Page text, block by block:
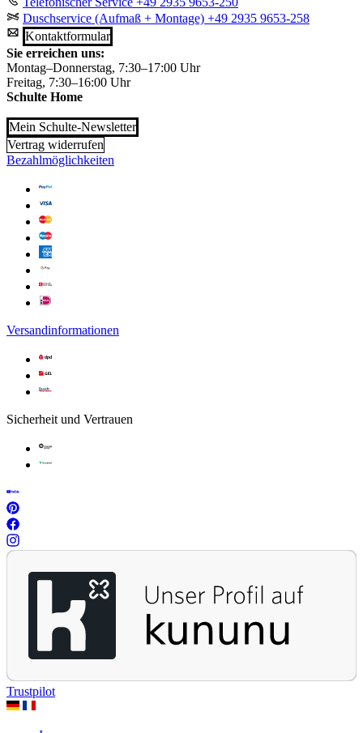
Duschservice (Aufmaß + Montage) +49 2935 9653-258
Kontaktformular
Sie erreichen uns:
Montag–Donnerstag, 7:30–17:00 Uhr
Freitag, 7:30–16:00 Uhr
Schulte Home
Mein Schulte-Newsletter
Vertrag widerrufen
Bezahlmöglichkeiten
Versandinformationen
Sicherheit und Vertrauen
Trustpilot